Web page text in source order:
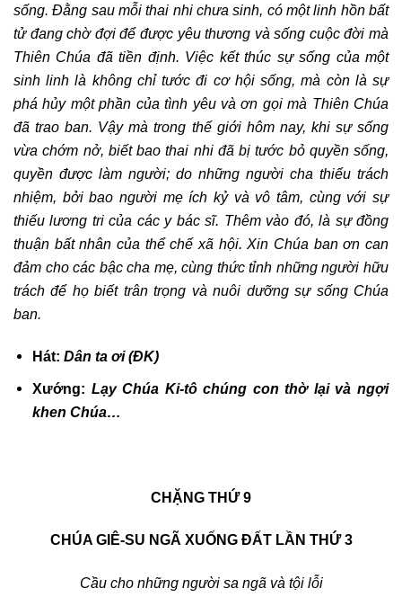
sống.Đằng sau mỗi thai nhi chưa sinh, có một linh hồnbất
tửđang chờ đợi để được yêu thương và sống cuộc đời mà
Thiên Chúa đãtiền định. Việc kết thúc sự sống của một
sinh linh là không chỉ tước đi cơ hội sống, mà còn là sự
phá hủy một phần của tình yêu và ơn gọi mà Thiên Chúa
đã trao ban. Vậy mà trong thế giới hôm nay, khi sự sống
vừa chớm nở, biết bao thai nhi đã bị tước bỏ quyền sống,
quyền được làm người; do những người cha thiếu trách
nhiệm, bởi bao người mẹ ích kỷ và vô tâm, cùng với sự
thiếu lương tri của các y bác sĩ. Thêm vào đó, là sự đồng
thuận bất nhân của thể chế xã hội. Xin Chúa ban ơn can
đảm cho các bậc cha mẹ, cùng thức tỉnh những người hữu
trách để họ biết trân trọng và nuôi dưỡng sự sống Chúa
ban.
Hát:Dân ta ơi (ĐK)
Xướng: Lạy Chúa Ki-tô chúng con thờ lại và ngợi
khen Chúa…
CHẶNG THỨ 9
CHÚA GIÊ-SU NGÃ XUỐNG ĐẤT LẦN THỨ 3
Cầu cho những người sa ngã và tội lỗi